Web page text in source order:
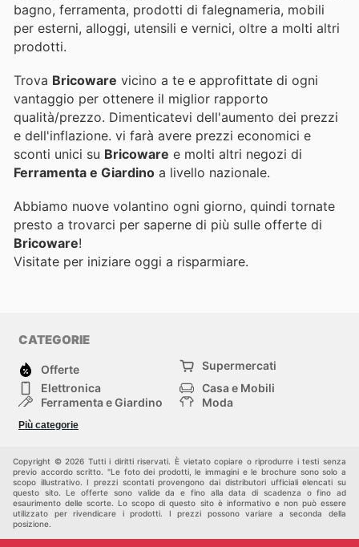
bagno, ferramenta, prodotti di falegnameria, mobili
per esterni, alloggi, utensili e vernici, oltre a molti altri
prodotti.
Trova Bricoware vicino a te e approfittate di ogni
vantaggio per ottenere il miglior rapporto
qualità/prezzo. Dimenticatevi dell'aumento dei prezzi
e dell'inflazione. vi farà avere prezzi economici e
sconti unici su Bricoware e molti altri negozi di
Ferramenta e Giardino a livello nazionale.
Abbiamo nuove volantino ogni giorno, quindi tornate
presto a trovarci per saperne di più sulle offerte di
Bricoware!
Visitate per iniziare oggi a risparmiare.
CATEGORIE
Offerte
Supermercati
Elettronica
Casa e Mobili
Ferramenta e Giardino
Moda
Bambini e Neonati
Più categorie
Copyright © 2026 Tutti i diritti riservati. È vietato copiare o riprodurre i testi senza
previo accordo scritto. "Le foto dei prodotti, le immagini e le brochure sono solo a
scopo illustrativo. I prezzi scontati provengono dai distributori ufficiali elencati su
questo sito. Le offerte sono valide da e fino alla data di scadenza o fino ad
esaurimento delle scorte. Lo scopo di questo sito è informativo e non può essere
utilizzato per rivendicare i prodotti. I prezzi possono variare a seconda della
posizione.